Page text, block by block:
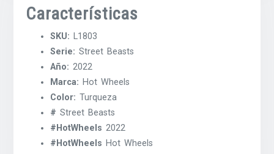
Características
SKU: L1803
Serie: Street Beasts
Año: 2022
Marca: Hot Wheels
Color: Turqueza
# Street Beasts
#HotWheels 2022
#HotWheels Hot Wheels